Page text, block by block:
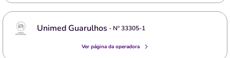
Unimed Guarulhos - Nº33305-1
Ver página da operadora